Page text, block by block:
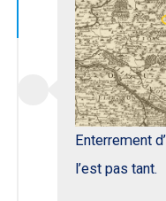
Enterrement
l’est pas tant.